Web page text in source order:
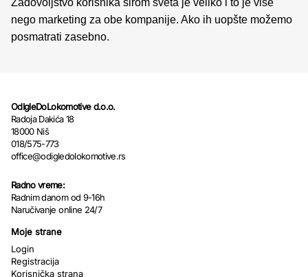
Zadovoljstvo korisnika širom sveta je veliko i to je više
nego marketing za obe kompanije. Ako ih uopšte možemo
posmatrati zasebno.
OdIgleDoLokomotive d.o.o.
Radoja Dakića 18
18000 Niš
018/575-773
office@odigledolokomotive.rs
Radno vreme:
Radnim danom od 9-16h
Naručivanje online 24/7
Moje strane
Login
Registracija
Korisnička strana